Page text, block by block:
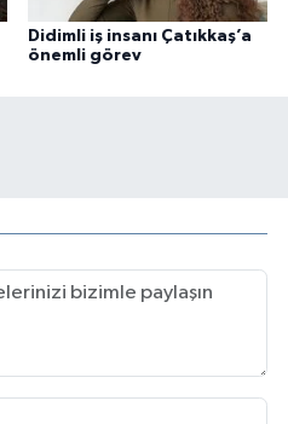
Didimli iş insanı Çatıkkaş’a
önemli görev